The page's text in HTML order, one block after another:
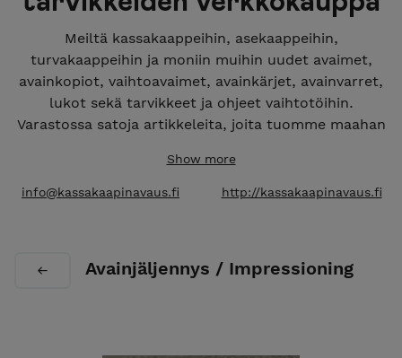
Meiltä kassakaappeihin, asekaappeihin,
turvakaappeihin ja moniin muihin uudet avaimet,
avainkopiot, vaihtoavaimet, avainkärjet, avainvarret,
lukot sekä tarvikkeet ja ohjeet vaihtotöihin.
Varastossa satoja artikkeleita, joita tuomme maahan
Euroopasta sekä Amerikasta. Nopeat toimitukset ja
halvimmat hinnat!
Show more
info@kassakaapinavaus.fi http://kassakaapinavaus.fi
Avainjäljennys / Impressioning